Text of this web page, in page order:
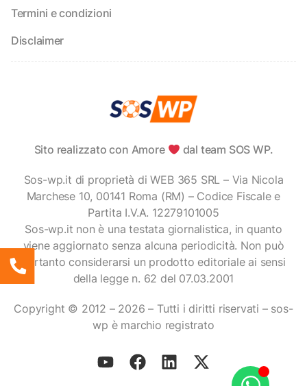
Termini e condizioni
Disclaimer
Sito realizzato con Amore dal team SOS WP.
Sos-wp.it di proprietà di WEB 365 SRL – Via Nicola
Marchese 10, 00141 Roma (RM) – Codice Fiscale e
Partita I.V.A. 12279101005
Sos-wp.it non è una testata giornalistica, in quanto
viene aggiornato senza alcuna periodicità. Non può
pertanto considerarsi un prodotto editoriale ai sensi
della legge n. 62 del 07.03.2001
Copyright © 2012 – 2026 – Tutti i diritti riservati – sos-
wp è marchio registrato